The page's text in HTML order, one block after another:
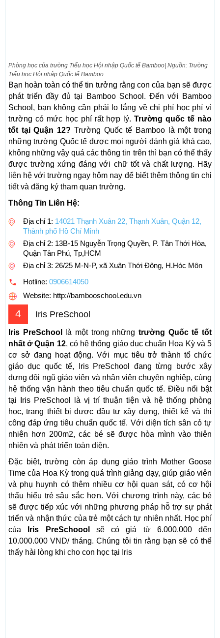
Phòng học của trường Tiểu học Hội nhập Quốc tế Bamboo| Nguồn: Trường
Tiểu học Hội nhập Quốc tế Bamboo
Bạn hoàn toàn có thể tin tưởng rằng con của bạn sẽ được
phát triển đầy đủ tại Bamboo School. Đến với Bamboo
School, bạn không cần phải lo lắng về chi phí học phí vì
trường có mức học phí rất hợp lý.Trường quốc tế nào
tốt tại Quận 12? Trường Quốc tế Bamboo là một trong
những trường Quốc tế được mọi người đánh giá khá cao,
không những vậy quá các thông tin trên thì bạn có thể thấy
được trường xứng đáng với chữ tốt và chất lượng. Hãy
liên hệ với trường ngay hôm nay để biết thêm thông tin chi
tiết và đăng ký tham quan trường.
Thông Tin Liên Hệ:
Địa chỉ 1: 14021 Thạnh Xuân 22, Thạnh Xuân, Quận 12,
Thành phố Hồ Chí Minh
Địa chỉ 2: 13B-15 Nguyễn Trọng Quyền, P. Tân Thới Hòa,
Quận Tân Phú, Tp,HCM
Địa chỉ 3: 26/25 M-N-P, xã Xuân Thới Đông, H.Hóc Môn
Hotline: 0906614050
Website: http://bambooschool.edu.vn
4 Iris PreSchool
Iris PreSchool là một trong nhữngtrường Quốc tế tốt
nhất ở Quận 12, có hệ thống giáo dục chuẩn Hoa Kỳ và 5
cơ sở đang hoạt động. Với mục tiêu trở thành tổ chức
giáo dục quốc tế, Iris PreSchool đang từng bước xây
dựng đội ngũ giáo viên và nhân viên chuyên nghiệp, cùng
hệ thống vận hành theo tiêu chuẩn quốc tế. Điều nổi bật
tại Iris PreSchool là vị trí thuận tiện và hệ thống phòng
học, trang thiết bị được đầu tư xây dựng, thiết kế và thi
công đáp ứng tiêu chuẩn quốc tế. Với diện tích sân cỏ tự
nhiên hơn 200m2, các bé sẽ được hòa mình vào thiên
nhiên và phát triển toàn diện.
Đặc biệt, trường còn áp dụng giáo trình Mother Goose
Time của Hoa Kỳ trong quá trình giảng dạy, giúp giáo viên
và phụ huynh có thêm nhiều cơ hội quan sát, có cơ hội
thấu hiểu trẻ sâu sắc hơn. Với chương trình này, các bé
sẽ được tiếp xúc với những phương pháp hỗ trợ sự phát
triển và nhận thức của trẻ một cách tự nhiên nhất. Học phí
của
Iris PreSchoool
sẽ có giá từ 6.000.000 đến
10.000.000 VND/ tháng. Chúng tôi tin rằng bạn sẽ có thể
thấy hài lòng khi cho con học tại Iris